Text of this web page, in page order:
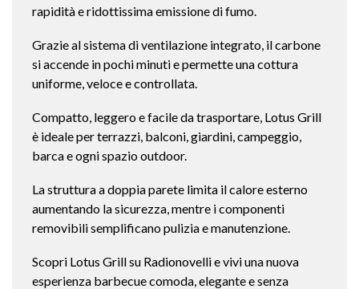
rapidità e ridottissima emissione di fumo.
Grazie al sistema di ventilazione integrato, il carbone
si accende in pochi minuti e permette una cottura
uniforme, veloce e controllata.
Compatto, leggero e facile da trasportare, Lotus Grill
è ideale per terrazzi, balconi, giardini, campeggio,
barca e ogni spazio outdoor.
La struttura a doppia parete limita il calore esterno
aumentando la sicurezza, mentre i componenti
removibili semplificano pulizia e manutenzione.
Scopri Lotus Grill su Radionovelli e vivi una nuova
esperienza barbecue comoda, elegante e senza